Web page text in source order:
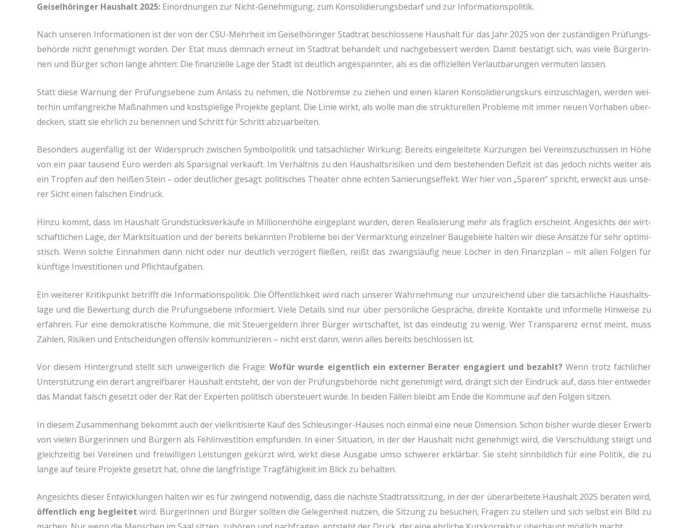
Gei­sel­hö­rin­ger Haus­halt 2025: Ein­ord­nun­gen zur Nicht-Geneh­mi­gung, zum Kon­so­li­die­rungs­be­darf und zur Infor­ma­ti­ons­po­li­tik.
Nach unse­ren Infor­ma­tio­nen ist der von der CSU-Mehr­heit im Gei­sel­hö­rin­ger Stadt­rat beschlos­se­ne Haus­halt für das Jahr 2025 von der zustän­di­gen Prü­fungs­
be­hör­de nicht geneh­migt wor­den. Der Etat muss dem­nach erneut im Stadt­rat behan­delt und nach­ge­bes­sert wer­den. Damit bestä­tigt sich, was vie­le Bür­ge­rin­
nen und Bür­ger schon lan­ge ahn­ten: Die finan­zi­el­le Lage der Stadt ist deut­lich ange­spann­ter, als es die offi­zi­el­len Ver­laut­ba­run­gen ver­mu­ten las­sen.
Statt die­se War­nung der Prü­fungs­ebe­ne zum Anlass zu neh­men, die Not­brem­se zu zie­hen und einen kla­ren Kon­so­li­die­rungs­kurs ein­zu­schla­gen, wer­den wei­
ter­hin umfang­rei­che Maß­nah­men und kost­spie­li­ge Pro­jek­te geplant. Die Linie wirkt, als wol­le man die struk­tu­rel­len Pro­ble­me mit immer neu­en Vor­ha­ben über­
decken, statt sie ehr­lich zu benen­nen und Schritt für Schritt abzu­ar­bei­ten.
Beson­ders augen­fäl­lig ist der Wider­spruch zwi­schen Sym­bol­po­li­tik und tat­säch­li­cher Wir­kung: Bereits ein­ge­lei­te­te Kür­zun­gen bei Ver­eins­zu­schüs­sen in Höhe
von ein paar tau­send Euro wer­den als Spar­si­gnal ver­kauft. Im Ver­hält­nis zu den Haus­halts­ri­si­ken und dem bestehen­den Defi­zit ist das jedoch nichts wei­ter als
ein Trop­fen auf den hei­ßen Stein – oder deut­li­cher gesagt: poli­ti­sches Thea­ter ohne ech­ten Sanie­rungs­ef­fekt. Wer hier von „Spa­ren“ spricht, erweckt aus unse­
rer Sicht einen fal­schen Ein­druck.
Hin­zu kommt, dass im Haus­halt Grund­stücks­ver­käu­fe in Mil­lio­nen­hö­he ein­ge­plant wur­den, deren Rea­li­sie­rung mehr als frag­lich erscheint. Ange­sichts der wirt­
schaft­li­chen Lage, der Markt­si­tua­ti­on und der bereits bekann­ten Pro­ble­me bei der Ver­mark­tung ein­zel­ner Bau­ge­bie­te hal­ten wir die­se Ansät­ze für sehr opti­mi­
stisch. Wenn sol­che Ein­nah­men dann nicht oder nur deut­lich ver­zö­gert flie­ßen, reißt das zwangs­läu­fig neue Löcher in den Finanz­plan – mit allen Fol­gen für
künf­ti­ge Inve­sti­tio­nen und Pflicht­auf­ga­ben.
Ein wei­te­rer Kri­tik­punkt betrifft die Infor­ma­ti­ons­po­li­tik. Die Öffent­lich­keit wird nach unse­rer Wahr­neh­mung nur unzu­rei­chend über die tat­säch­li­che Haus­halts­
la­ge und die Bewer­tung durch die Prü­fungs­ebe­ne infor­miert. Vie­le Details sind nur über per­sön­li­che Gesprä­che, direk­te Kon­tak­te und infor­mel­le Hin­wei­se zu
erfah­ren. Für eine demo­kra­ti­sche Kom­mu­ne, die mit Steu­er­gel­dern ihrer Bür­ger wirt­schaf­tet, ist das ein­deu­tig zu wenig. Wer Trans­pa­renz ernst meint, muss
Zah­len, Risi­ken und Ent­schei­dun­gen offen­siv kom­mu­ni­zie­ren – nicht erst dann, wenn alles bereits beschlos­sen ist.
Vor die­sem Hin­ter­grund stellt sich unwei­ger­lich die Fra­ge:Wofür wur­de eigent­lich ein exter­ner Bera­ter enga­giert und bezahlt? Wenn trotz fach­li­cher
Unter­stüt­zung ein der­art angreif­ba­rer Haus­halt ent­steht, der von der Prü­fungs­be­hör­de nicht geneh­migt wird, drängt sich der Ein­druck auf, dass hier ent­we­der
das Man­dat falsch gesetzt oder der Rat der Exper­ten poli­tisch über­steu­ert wur­de. In bei­den Fäl­len bleibt am Ende die Kom­mu­ne auf den Fol­gen sit­zen.
In die­sem Zusam­men­hang bekommt auch der viel­kri­ti­sier­te Kauf des Schleu­sin­ger-Hau­ses noch ein­mal eine neue Dimen­si­on. Schon bis­her wur­de die­ser Erwerb
von vie­len Bür­ge­rin­nen und Bür­gern als Fehl­in­ve­sti­ti­on emp­fun­den. In einer Situa­ti­on, in der der Haus­halt nicht geneh­migt wird, die Ver­schul­dung steigt und
gleich­zei­tig bei Ver­ei­nen und frei­wil­li­gen Lei­stun­gen gekürzt wird, wirkt die­se Aus­ga­be umso schwe­rer erklär­bar. Sie steht sinn­bild­lich für eine Poli­tik, die zu
lan­ge auf teu­re Pro­jek­te gesetzt hat, ohne die lang­fri­sti­ge Trag­fä­hig­keit im Blick zu behal­ten.
Ange­sichts die­ser Ent­wick­lun­gen hal­ten wir es für zwin­gend not­wen­dig, dass die näch­ste Stadt­rats­sit­zung, in der der über­ar­bei­te­te Haus­halt 2025 bera­ten wird,
öffent­lich eng beglei­tet wird. Bür­ge­rin­nen und Bür­ger soll­ten die Gele­gen­heit nut­zen, die Sit­zung zu besu­chen, Fra­gen zu stel­len und sich selbst ein Bild zu